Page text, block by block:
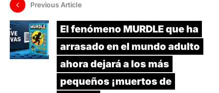
Previous Article
El fenómeno MURDLE que ha
arrasado en el mundo adulto
ahora dejará a los más
pequeños ¡muertos de